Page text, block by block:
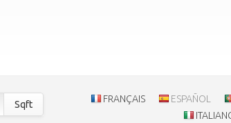
Sqft FRANÇAIS ESPAÑOL